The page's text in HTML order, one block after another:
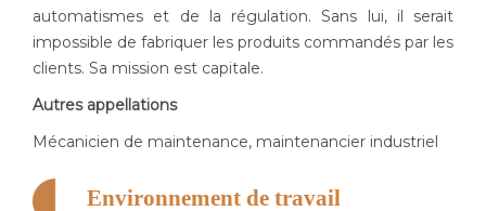
automatismes et de la régulation. Sans lui, il serait
impossible de fabriquer les produits commandés par les
clients. Sa mission est capitale.
Autres appellations
Mécanicien de maintenance, maintenancier industriel
Environnement de travail